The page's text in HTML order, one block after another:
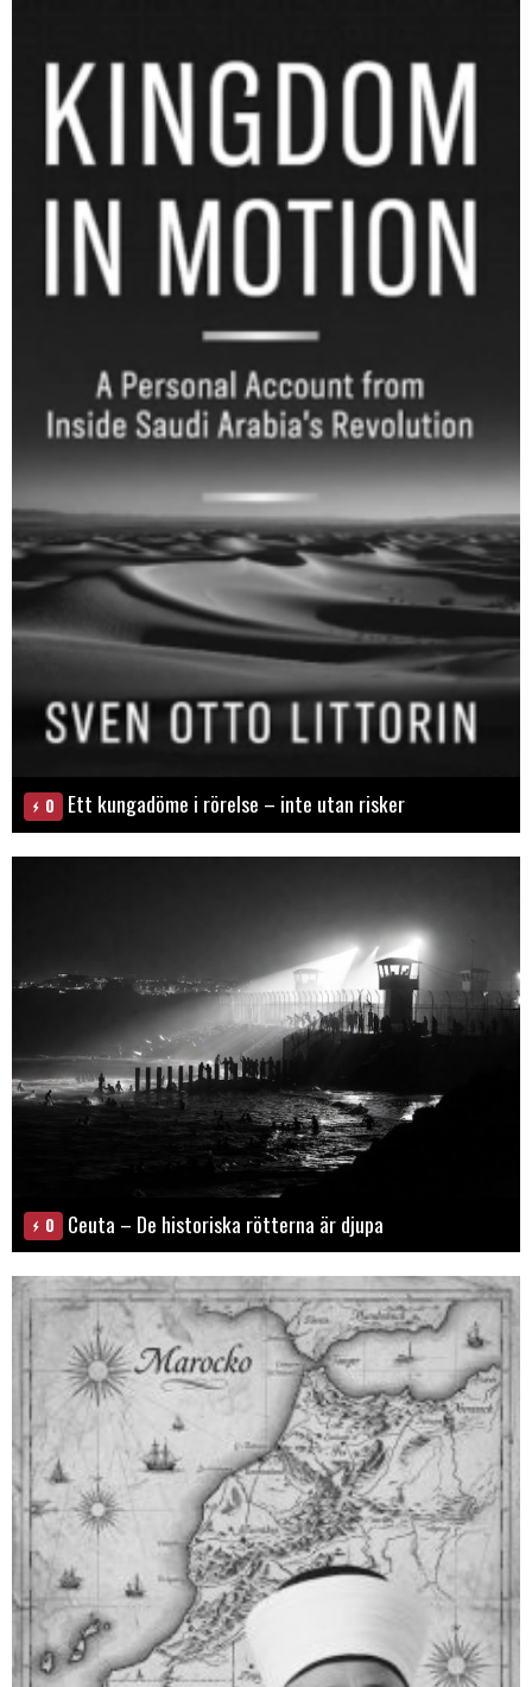
0 Ett kungadöme i rörelse – inte utan risker
0 Ceuta – De historiska rötterna är djupa